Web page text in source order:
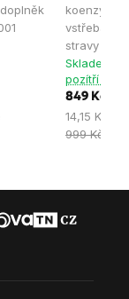
koenzymu
stravy
4,9
z
5
Skladem >
pozítří 8.8.
849 Kč
Měrná
cena:
14,15 Kč /
999 Kč